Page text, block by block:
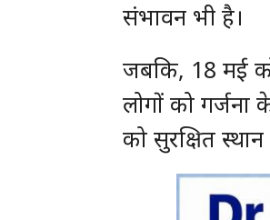
संभावन भी है।
जबकि, 18 मई
लोगों को
को सुरक्षित